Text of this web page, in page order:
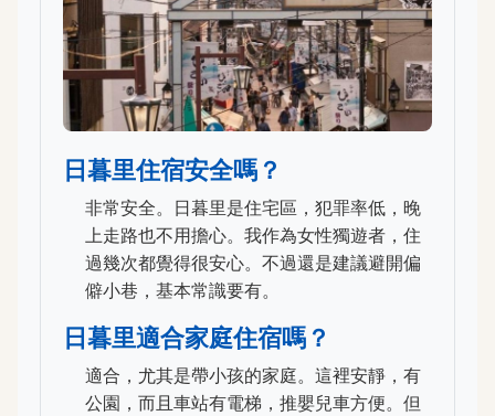
日暮里住宿安全嗎？
非常安全。日暮里是住宅區，犯罪率低，晚
上走路也不用擔心。我作為女性獨遊者，住
過幾次都覺得很安心。不過還是建議避開偏
僻小巷，基本常識要有。
日暮里適合家庭住宿嗎？
適合，尤其是帶小孩的家庭。這裡安靜，有
公園，而且車站有電梯，推嬰兒車方便。但